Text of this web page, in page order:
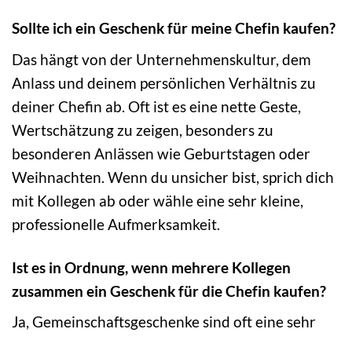
Sollte ich ein Geschenk für meine Chefin kaufen?
Das hängt von der Unternehmenskultur, dem
Anlass und deinem persönlichen Verhältnis zu
deiner Chefin ab. Oft ist es eine nette Geste,
Wertschätzung zu zeigen, besonders zu
besonderen Anlässen wie Geburtstagen oder
Weihnachten. Wenn du unsicher bist, sprich dich
mit Kollegen ab oder wähle eine sehr kleine,
professionelle Aufmerksamkeit.
Ist es in Ordnung, wenn mehrere Kollegen
zusammen ein Geschenk für die Chefin kaufen?
Ja, Gemeinschaftsgeschenke sind oft eine sehr